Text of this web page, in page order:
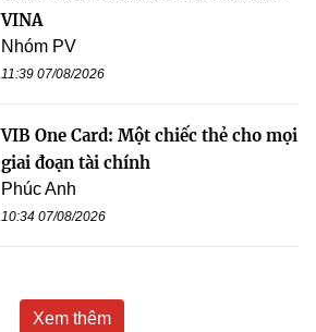
VINA
Nhóm PV
11:39 07/08/2026
VIB One Card: Một chiếc thẻ cho mọi
giai đoạn tài chính
Phúc Anh
10:34 07/08/2026
Xem thêm